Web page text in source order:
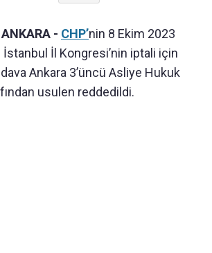
- CHP’nin 8 Ekim 2023
İstanbul İl Kongresi’nin iptali için
dava Ankara 3’üncü Asliye Hukuk
usulen reddedildi.